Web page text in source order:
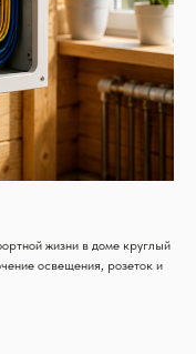
жизни в доме круглый
освещения, розеток и